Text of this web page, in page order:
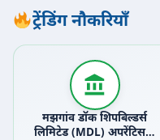
ट्रेंडिंग नौकरियाँ
मझगांव डॉक शिपबिल्डर्स
लिमिटेड (MDL) अपरेंटिस…